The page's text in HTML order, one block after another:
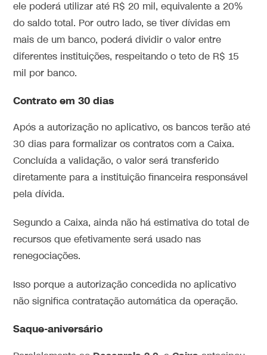
ele poderá utilizar até R$ 20 mil, equivalente a 20%
do saldo total. Por outro lado, se tiver dívidas em
mais de um banco, poderá dividir o valor entre
diferentes instituições, respeitando o teto de R$ 15
mil por banco.
Contrato em 30 dias
Após a autorização no aplicativo, os bancos terão até
30 dias para formalizar os contratos com a Caixa.
Concluída a validação, o valor será transferido
diretamente para a instituição financeira responsável
pela dívida.
Segundo a Caixa, ainda não há estimativa do total de
recursos que efetivamente será usado nas
renegociações.
Isso porque a autorização concedida no aplicativo
não significa contratação automática da operação.
Saque-aniversário